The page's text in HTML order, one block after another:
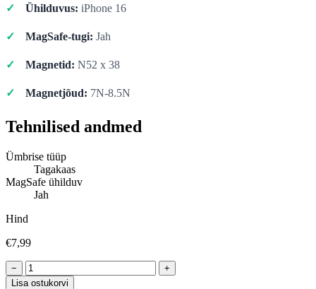
Ühilduvus: iPhone 16
MagSafe-tugi: Jah
Magnetid: N52 x 38
Magnetjõud: 7N-8.5N
Tehnilised andmed
Ümbrise tüüp
Tagakaas
MagSafe ühilduv
Jah
Hind
€7,99
−
+
Lisa ostukorvi